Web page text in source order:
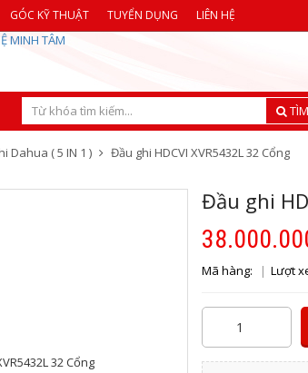
GÓC KỸ THUẬT TUYỂN DỤNG LIÊN HỆ
Dahua ( 5 IN 1 ) Đầu ghi HDCVI XVR5432L 32 Cổng
Đầu ghi
Mã hàng: Lượt